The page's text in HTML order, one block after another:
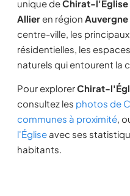
unique deChirat-l'Église
Allieren région Auvergne
centre-ville, les
résidentielles, les
naturels qui entourent la
Pour explorerChirat-
consultez les photos de
communes à proximité,
l'Église avec ses
habitants.